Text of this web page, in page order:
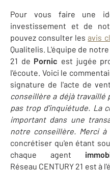
Pour vous faire une
investissement et de
pouvez consulter lesavis
Qualitelis. L'équipe de
21 de Pornic est jugée
l'écoute. Voici le
signature de l'acte de
conseillère a déjà travaillé
pas trop d'inquiétude. La
important dans une
notre conseillère. Merci à
concrétiser qu'en étant
chaque agent
Réseau CENTURY 21 est à